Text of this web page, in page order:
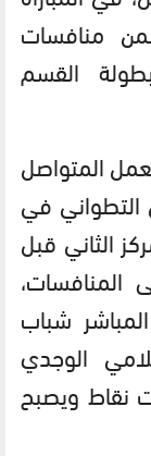
منافسات
القسم
المتواصل
التطواني في
المركز الثاني قبل
المنافسات،
شباب
الوجدي
نقاط ويصبح